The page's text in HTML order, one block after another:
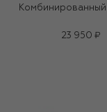
23 950 ₽